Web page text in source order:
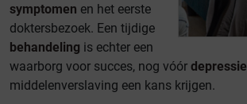
symptomen en het eerste
doktersbezoek. Een tijdige
behandeling is echter een
waarborg voor succes, nog vóór depressie
middelenverslaving een kans krijgen.